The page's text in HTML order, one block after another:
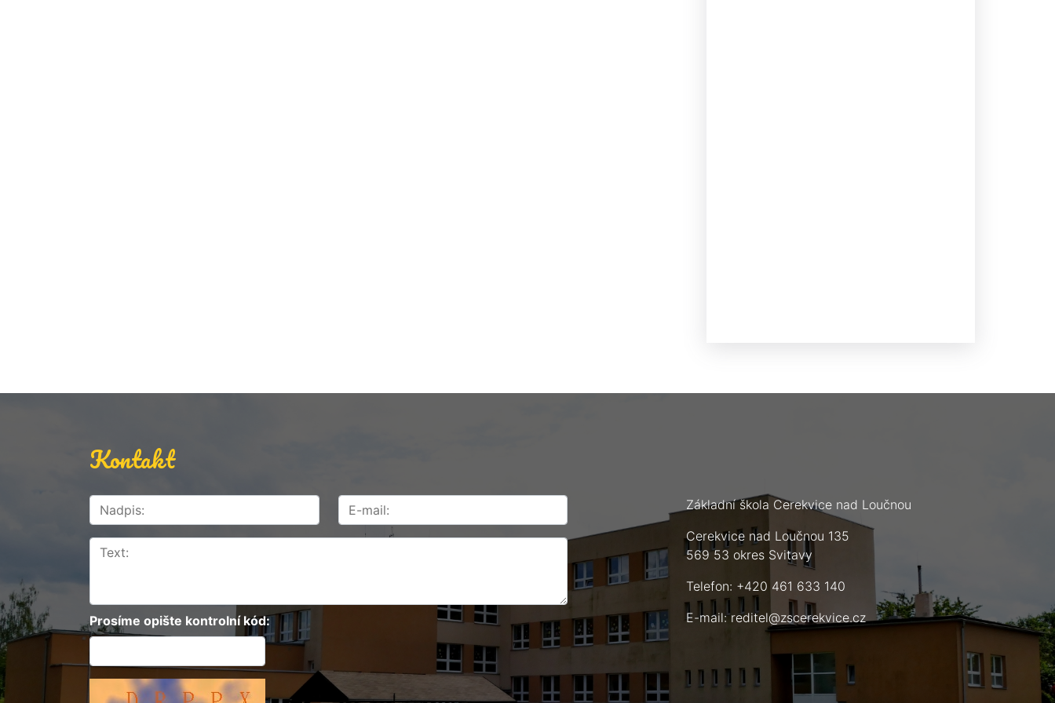
Kontakt
Prosíme opište kontrolní kód:
Základní škola Cerekvice nad Loučnou
Cerekvice nad Loučnou 135
569 53 okres Svitavy
Telefon: +420 461 633 140
E-mail:reditel@zscerekvice.cz